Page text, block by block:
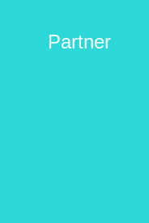
Partner